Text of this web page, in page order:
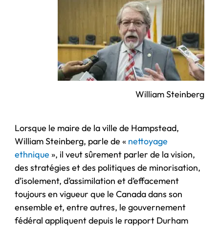
William Steinberg
Lorsque le maire de la ville de Hampstead,
William Steinberg, parle de « nettoyage
ethnique », il veut sûrement parler de la vision,
des stratégies et des politiques de minorisation,
d’isolement, d’assimilation et d’effacement
toujours en vigueur que le Canada dans son
ensemble et, entre autres, le gouvernement
fédéral appliquent depuis le rapport Durham